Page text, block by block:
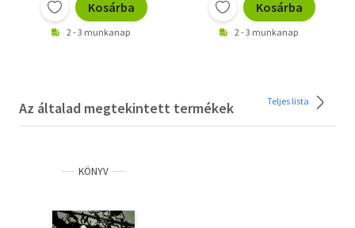
Kosárba
2 - 3 munkanap
Kosárba
2 - 3 munkanap
Az általad megtekintett termékek Teljes lista
KÖNYV